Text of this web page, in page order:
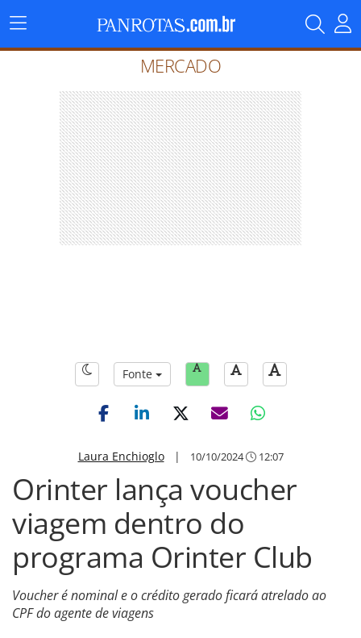
Menu
Principal
MERCADO
Fonte
Laura Enchioglo| 10/10/2024 12:07
Orinter lança voucher
viagem dentro do
programa Orinter Club
Voucher é nominal e o crédito gerado ficará atrelado ao
CPF do agente de viagens